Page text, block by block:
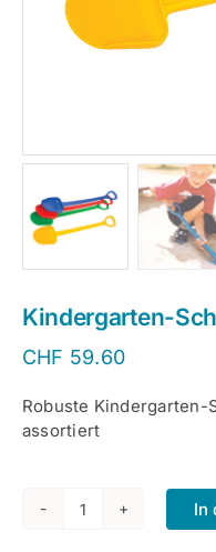
Kindergarten-
CHF 59.60
Robuste Kindergarten-
assortiert
Kindergarten-In